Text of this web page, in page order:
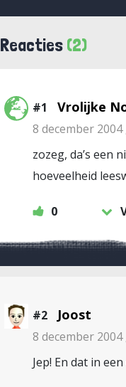
Reacties (2)
#1 Vrolijke
8 december 2004
zozeg, da’s een
hoeveelheid
0
#2 Joost
8 december 2004
Jep! En dat in